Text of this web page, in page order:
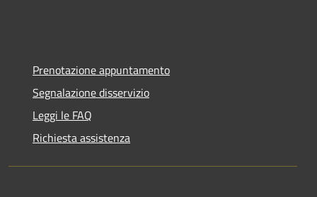
Prenotazione appuntamento
Segnalazione disservizio
Leggi le FAQ
Richiesta assistenza